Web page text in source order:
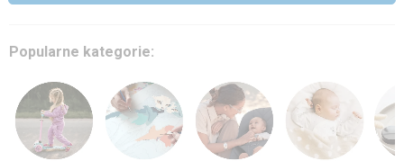
Popularne kategorie: